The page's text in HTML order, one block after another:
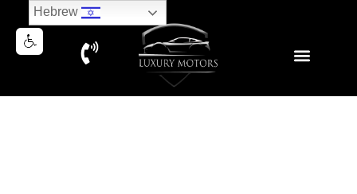
Hebrew